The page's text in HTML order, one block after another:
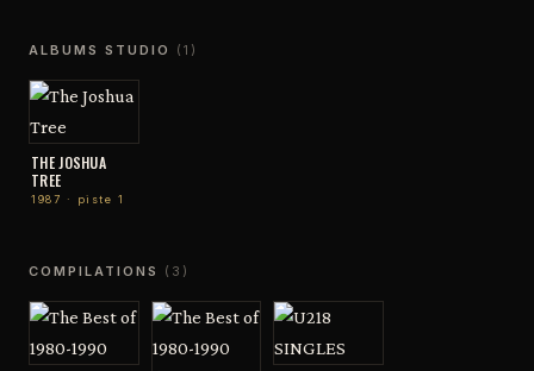
ALBUMS STUDIO (1)
THE JOSHUA
TREE
1987 · piste 1
COMPILATIONS (3)